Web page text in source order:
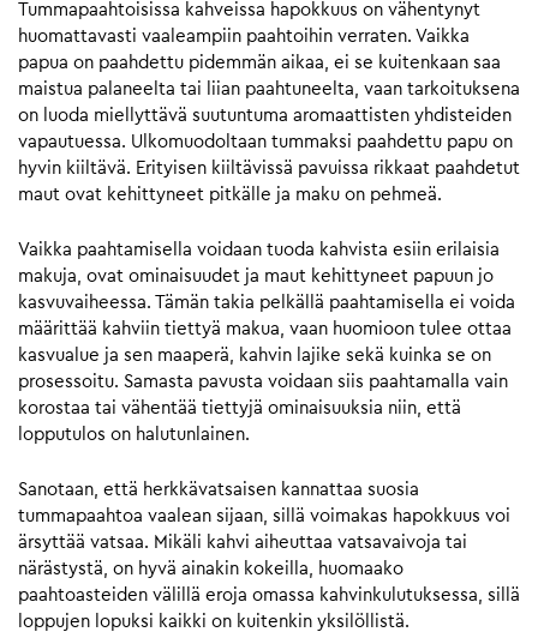
Tummapaahtoisissa kahveissa hapokkuus on vähentynyt
huomattavasti vaaleampiin paahtoihin verraten. Vaikka
papua on paahdettu pidemmän aikaa, ei se kuitenkaan saa
maistua palaneelta tai liian paahtuneelta, vaan tarkoituksena
on luoda miellyttävä suutuntuma aromaattisten yhdisteiden
vapautuessa. Ulkomuodoltaan tummaksi paahdettu papu on
hyvin kiiltävä. Erityisen kiiltävissä pavuissa rikkaat paahdetut
maut ovat kehittyneet pitkälle ja maku on pehmeä.
Vaikka paahtamisella voidaan tuoda kahvista esiin erilaisia
makuja, ovat ominaisuudet ja maut kehittyneet papuun jo
kasvuvaiheessa. Tämän takia pelkällä paahtamisella ei voida
määrittää kahviin tiettyä makua, vaan huomioon tulee ottaa
kasvualue ja sen maaperä, kahvin lajike sekä kuinka se on
prosessoitu. Samasta pavusta voidaan siis paahtamalla vain
korostaa tai vähentää tiettyjä ominaisuuksia niin, että
lopputulos on halutunlainen.
Sanotaan, että herkkävatsaisen kannattaa suosia
tummapaahtoa vaalean sijaan, sillä voimakas hapokkuus voi
ärsyttää vatsaa. Mikäli kahvi aiheuttaa vatsavaivoja tai
närästystä, on hyvä ainakin kokeilla, huomaako
paahtoasteiden välillä eroja omassa kahvinkulutuksessa, sillä
loppujen lopuksi kaikki on kuitenkin yksilöllistä.